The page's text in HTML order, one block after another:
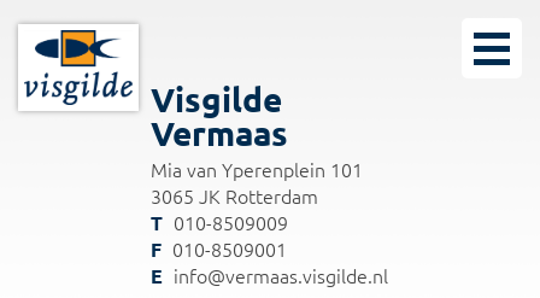
Visgilde
Vermaas
Mia van Yperenplein 101
3065 JK Rotterdam
010-8509009
010-8509001
info@vermaas.visgilde.nl